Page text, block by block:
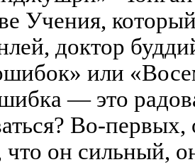
Учения,
доктор
или
— это
Во-
что он сильный,